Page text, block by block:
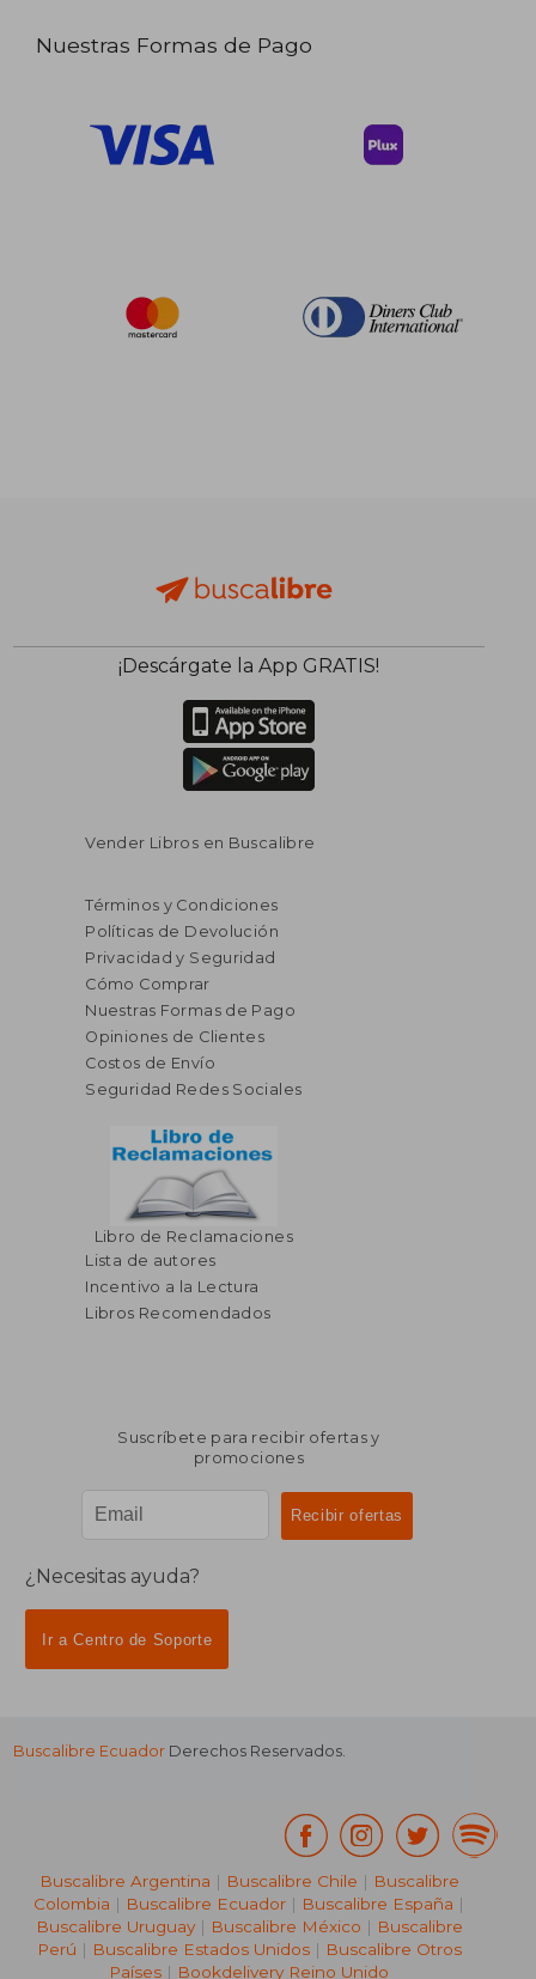
Nuestras Formas de Pago
¡Descárgate la App GRATIS!
Vender Libros en Buscalibre
Términos y Condiciones
Políticas de Devolución
Privacidad y Seguridad
Cómo Comprar
Nuestras Formas de Pago
Opiniones de Clientes
Costos de Envío
Seguridad Redes Sociales
Libro de Reclamaciones
Lista de autores
Incentivo a la Lectura
Libros Recomendados
Suscríbete para recibir ofertas y
promociones
¿Necesitas ayuda?
Ir a Centro de Soporte
Buscalibre Ecuador Derechos Reservados.
Buscalibre Argentina | Buscalibre Chile | Buscalibre
Colombia | Buscalibre Ecuador | Buscalibre España |
Buscalibre Uruguay| Buscalibre México | Buscalibre
Perú | Buscalibre Estados Unidos| Buscalibre Otros
Países | Bookdelivery Reino Unido